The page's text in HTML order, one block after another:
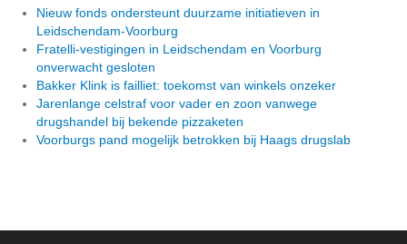
Nieuw fonds ondersteunt duurzame initiatieven in
Leidschendam-Voorburg
Fratelli-vestigingen in Leidschendam en Voorburg
onverwacht gesloten
Bakker Klink is failliet: toekomst van winkels onzeker
Jarenlange celstraf voor vader en zoon vanwege
drugshandel bij bekende pizzaketen
Voorburgs pand mogelijk betrokken bij Haags drugslab